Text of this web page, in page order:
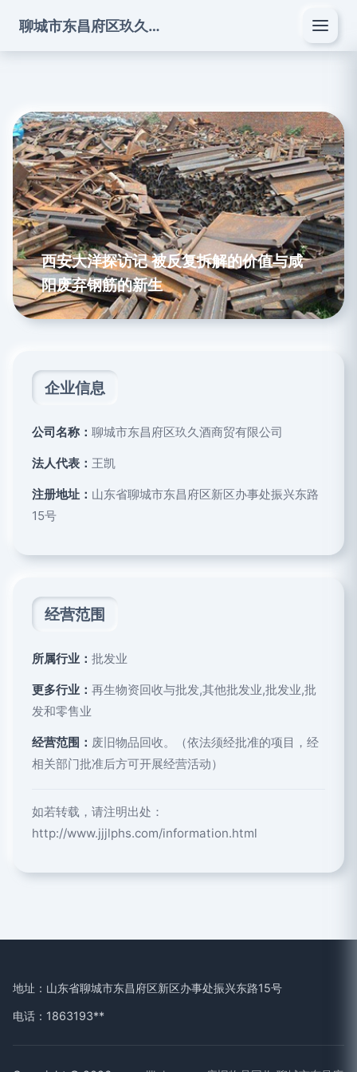
聊城市东昌府区玖久酒商贸有限公司
西安大洋探访记 被反复拆解的价值与咸
阳废弃钢筋的新生
企业信息
公司名称： 聊城市东昌府区玖久酒商贸有限公司
法人代表： 王凯
注册地址： 山东省聊城市东昌府区新区办事处振兴东路
15号
经营范围
所属行业： 批发业
更多行业： 再生物资回收与批发,其他批发业,批发业,批
发和零售业
经营范围： 废旧物品回收。（依法须经批准的项目，经
相关部门批准后方可开展经营活动）
如若转载，请注明出处：
http://www.jjjlphs.com/information.html
地址：山东省聊城市东昌府区新区办事处振兴东路15号
电话：1863193**